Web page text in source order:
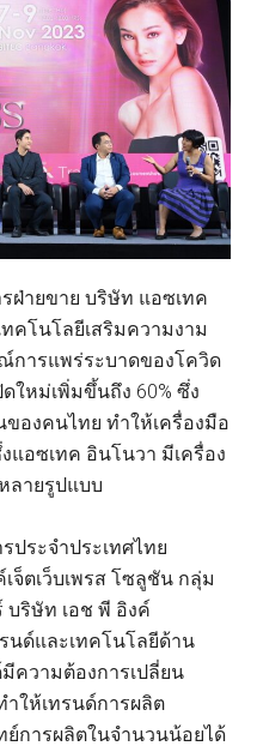
ฝ่ายขาย บริษัท แอซเทค
คโนโลยีเสริมความงาม
การแพร่ระบาดของโควิด
ใหม่เพิ่มขึ้นถึง 60% ซึ่ง
องคนไทย ทำให้เครื่องมือ
แอซเทค อินโนวา มีเครื่อง
ลายรูปแบบ
ประจำประเทศไทย
ตเว็บเพรส โซลูชัน กลุ่ม
ริษัท เอช พี อิงค์
นด์และเทคโนโลยีด้าน
ความต้องการเปลี่ยน
ให้เทรนด์การผลิต
ย์การผลิตในจำนวนน้อยได้